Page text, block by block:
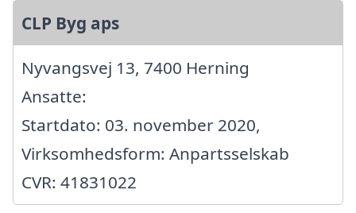
CLP Byg aps
Nyvangsvej 13, 7400 Herning
Ansatte:
Startdato: 03. november 2020,
Virksomhedsform: Anpartsselskab
CVR: 41831022